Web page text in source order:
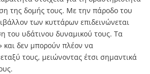
της δομής τους. Με την πάροδο του
των κυττάρων επιδεινώνεται
του υδάτινου δυναμικού τους. Τα
και δεν μπορούν πλέον να
τους, μειώνοντας έτσι σημαντικά